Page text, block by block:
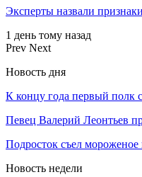
Эксперты назвали
1 день тому назад
Prev Next
Новость дня
К концу года первый полк
Певец Валерий Леонтьев
Подросток съел мороженое
Новость недели